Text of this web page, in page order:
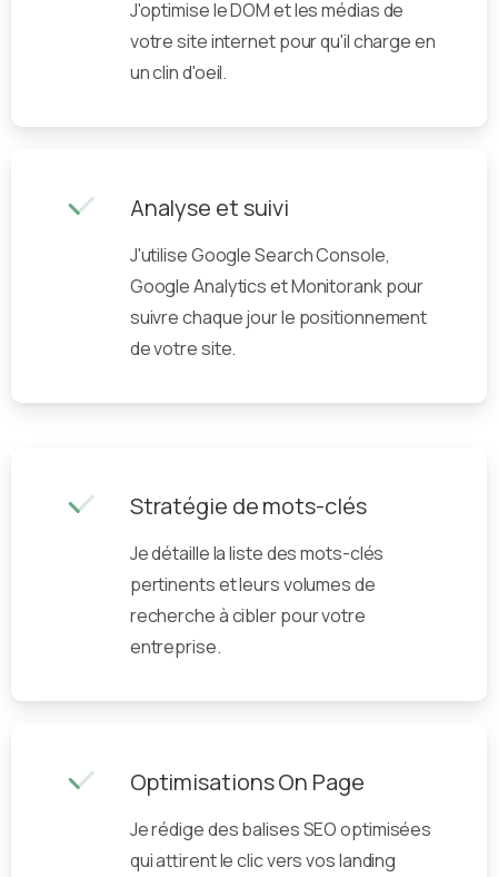
J'optimise le DOM et les médias de
votre site internet pour qu'il charge en
un clin d'oeil.
Analyse et suivi
J'utilise Google Search Console,
Google Analytics et Monitorank pour
suivre chaque jour le positionnement
de votre site.
Stratégie de mots-clés
Je détaille la liste des mots-clés
pertinents et leurs volumes de
recherche à cibler pour votre
entreprise.
Optimisations On Page
Je rédige des balises SEO optimisées
qui attirent le clic vers vos landing